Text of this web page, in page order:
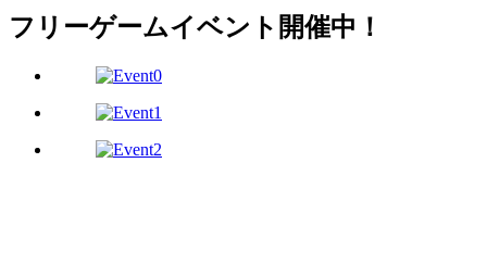
フリーゲームイベント開催中！